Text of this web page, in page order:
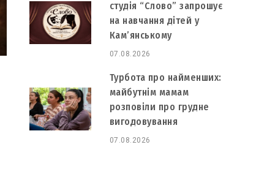
студія “Слово” запрошує
на навчання дітей у
Кам’янському
07.08.2026
Турбота про найменших:
майбутнім мамам
розповіли про грудне
вигодовування
07.08.2026